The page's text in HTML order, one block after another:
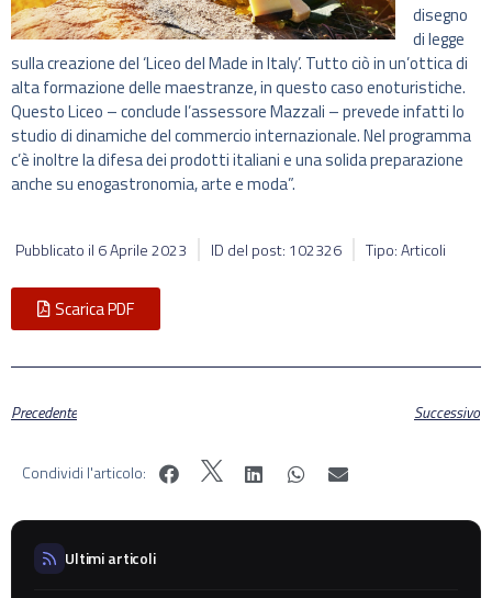
disegno
di legge
sulla creazione del ‘Liceo del Made in Italy’. Tutto ciò in un’ottica di
alta formazione delle maestranze, in questo caso enoturistiche.
Questo Liceo – conclude l’assessore Mazzali – prevede infatti lo
studio di dinamiche del commercio internazionale. Nel programma
c’è inoltre la difesa dei prodotti italiani e una solida preparazione
anche su enogastronomia, arte e moda”.
Pubblicato il 6 Aprile 2023 ID del post: 102326 Tipo: Articoli
Scarica PDF
Precedente Successivo
Condividi l'articolo:
Ultimi articoli